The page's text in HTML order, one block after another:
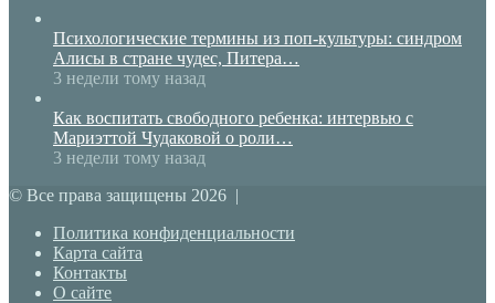
Психологические термины из поп-культуры: синдром
Алисы в стране чудес, Питера…
3 недели тому назад
Как воспитать свободного ребенка: интервью с
Мариэттой Чудаковой о роли…
3 недели тому назад
© Все права защищены 2026 |
Политика конфиденциальности
Карта сайта
Контакты
О сайте